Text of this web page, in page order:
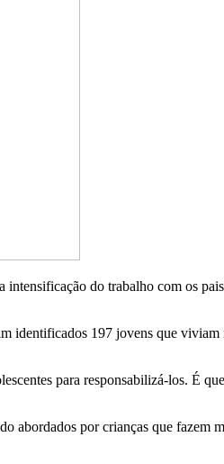
do trabalho com os
197 jovens que viviam
para responsabilizá-los. É
abordados por crianças que fazem